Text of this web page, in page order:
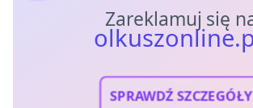
Zareklamuj się
SPRAWDŹ SZCZEGÓŁY